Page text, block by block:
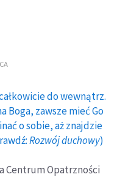
do wewnątrz.
Boga, zawsze mieć Go
o sobie, aż znajdzie
Rozwój duchowy)
Centrum Opatrzności